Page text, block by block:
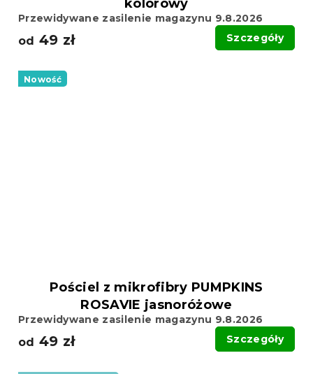
kolorowy
Przewidywane zasilenie magazynu 9.8.2026
od 49 zł Szczegóły
Nowość
Pościel z mikrofibry PUMPKINS
ROSAVIE jasnoróżowe
Przewidywane zasilenie magazynu 9.8.2026
od 49 zł Szczegóły